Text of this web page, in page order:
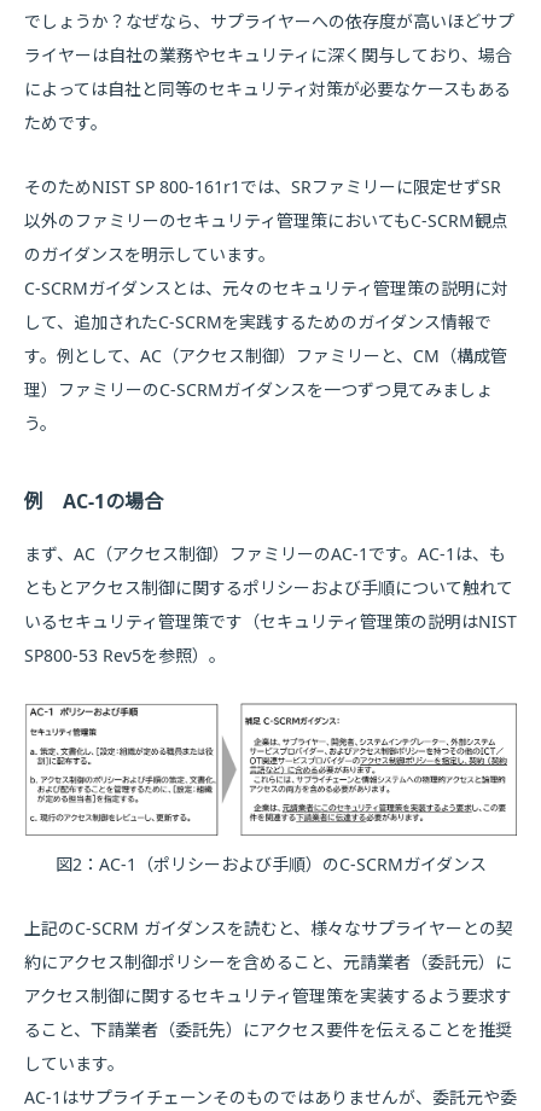
でしょうか？なぜなら、サプライヤーへの依存度が高いほどサプ
ライヤーは自社の業務やセキュリティに深く関与しており、場合
によっては自社と同等のセキュリティ対策が必要なケースもある
ためです。
そのためNIST SP 800-161r1では、SRファミリーに限定せずSR
以外のファミリーのセキュリティ管理策においてもC-SCRM観点
のガイダンスを明示しています。
C-SCRMガイダンスとは、元々のセキュリティ管理策の説明に対
して、追加されたC-SCRMを実践するためのガイダンス情報で
す。例として、AC（アクセス制御）ファミリーと、CM（構成管
理）ファミリーのC-SCRMガイダンスを一つずつ見てみましょ
う。
例 AC-1の場合
まず、AC（アクセス制御）ファミリーのAC-1です。AC-1は、も
ともとアクセス制御に関するポリシーおよび手順について触れて
いるセキュリティ管理策です（セキュリティ管理策の説明はNIST
SP800-53 Rev5を参照）。
図2：AC-1（ポリシーおよび手順）のC-SCRMガイダンス
上記のC-SCRM ガイダンスを読むと、様々なサプライヤーとの契
約にアクセス制御ポリシーを含めること、元請業者（委託元）に
アクセス制御に関するセキュリティ管理策を実装するよう要求す
ること、下請業者（委託先）にアクセス要件を伝えることを推奨
しています。
AC-1はサプライチェーンそのものではありませんが、委託元や委